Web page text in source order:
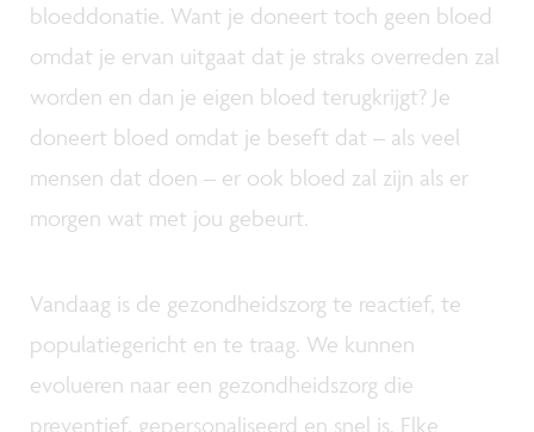
bloeddonatie. Want je doneert toch geen bloed
omdat je ervan uitgaat dat je straks overreden zal
worden en dan je eigen bloed terugkrijgt? Je
doneert bloed omdat je beseft dat – als veel
mensen dat doen – er ook bloed zal zijn als er
morgen wat met jou gebeurt.
Vandaag is de gezondheidszorg te reactief, te
populatiegericht en te traag. We kunnen
evolueren naar een gezondheidszorg die
preventief, gepersonaliseerd en snel is. Elke